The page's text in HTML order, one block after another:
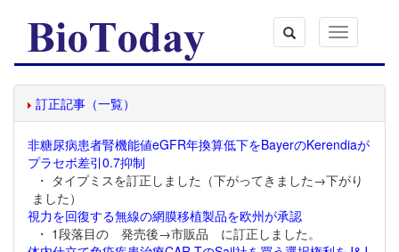
Toggle
navigation
訂正記事（一覧）
非糖尿病患者腎機能値eGFR年換算低下をBayerのKerendiaが
プラセボ差引0.7抑制
・ タイプミスを訂正しました（下がってきました→下がり
ました）
視力を回復する無線の網膜移植製品を欧州が承認
・ 1段落目の 発売後→市販品 に訂正しました。